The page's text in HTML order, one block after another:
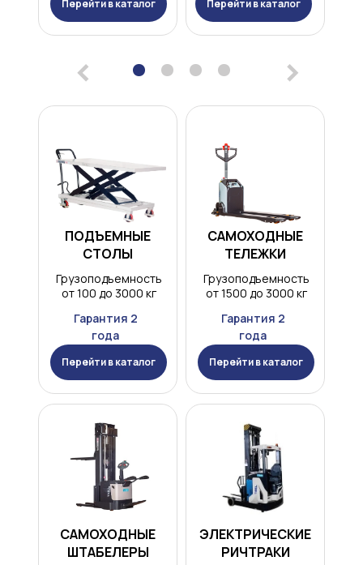
Перейти в каталог Перейти в каталог
< >
ПОДЪЕМНЫЕ
СТОЛЫ
Перейти в каталог
Гарантия 2
года
Грузоподъемность
от 100 до 3000 кг
САМОХОДНЫЕ
ТЕЛЕЖКИ
Перейти в каталог
Гарантия 2
года
Грузоподъемность
от 1500 до 3000 кг
САМОХОДНЫЕ
ШТАБЕЛЕРЫ
ЭЛЕКТРИЧЕСКИЕ
РИЧТРАКИ